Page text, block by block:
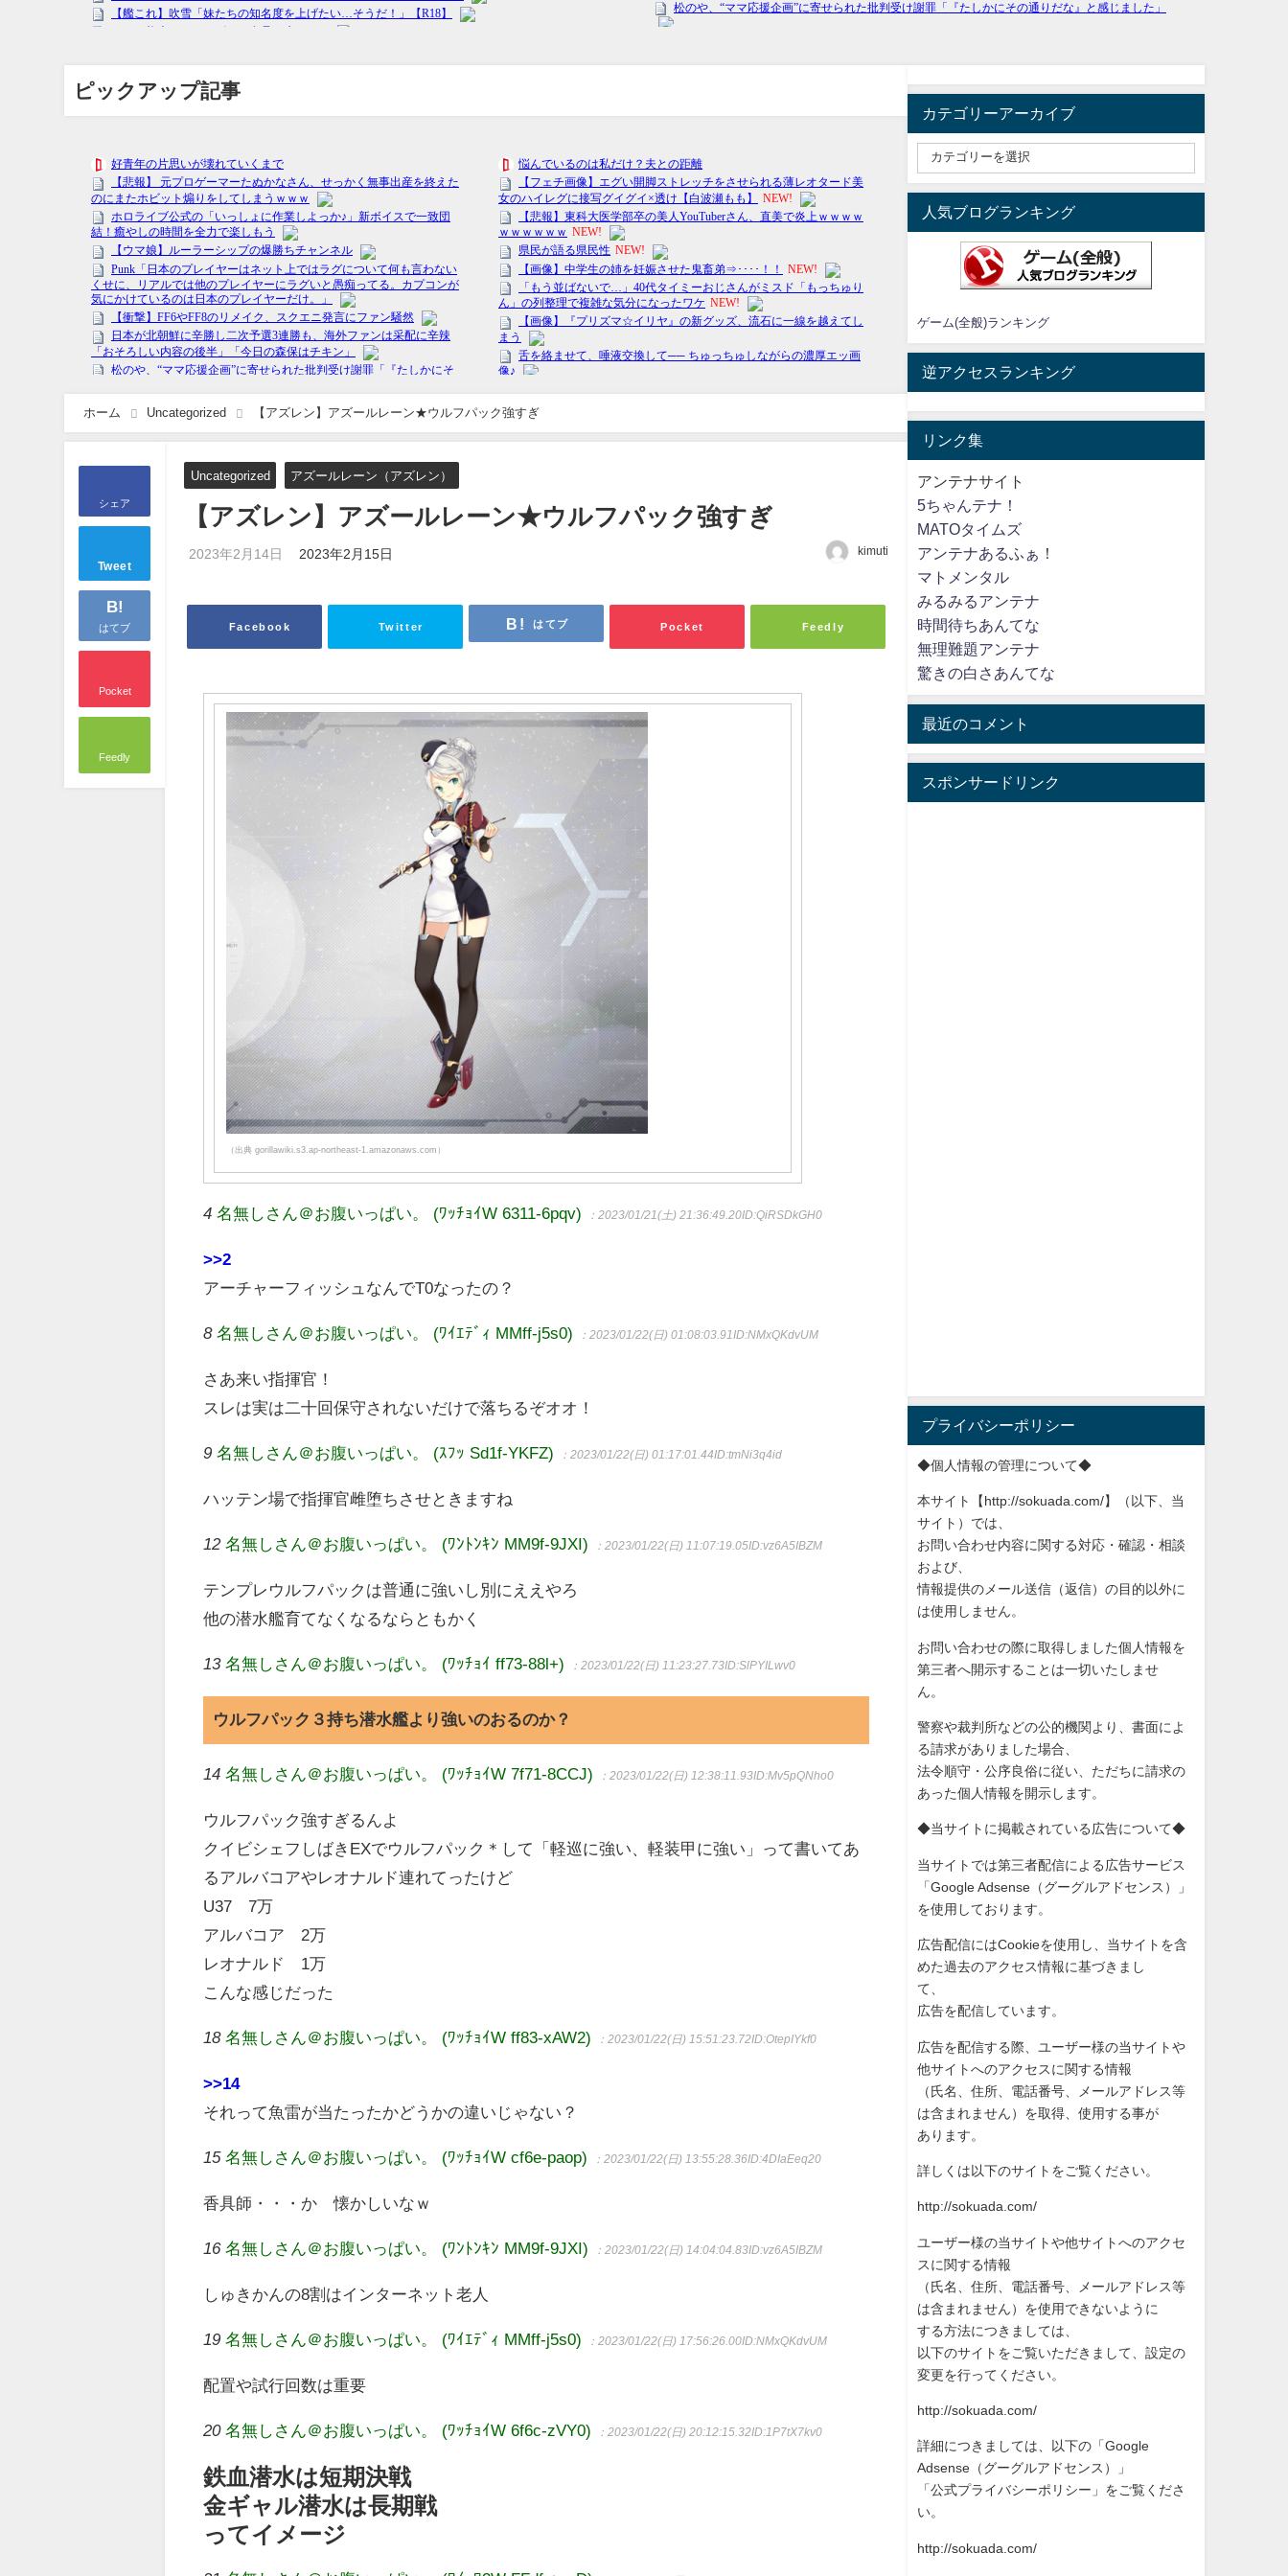
ピックアップ記事
ホーム Uncategorized 【アズレン】アズールレーン★ウルフパック強すぎ
シェア
Tweet
B!
はてブ
Pocket
Feedly
Uncategorized アズールレーン（アズレン）
【アズレン】アズールレーン★ウルフパック強すぎ
2023年2月14日 2023年2月15日 kimuti
Facebook Twitter はてブ Pocket Feedly
（出典 gorillawiki.s3.ap-northeast-1.amazonaws.com）
4 名無しさん＠お腹いっぱい。 (ﾜｯﾁｮｲW 6311-6pqv) ：2023/01/21(土) 21:36:49.20ID:QiRSDkGH0
>>2
アーチャーフィッシュなんでT0なったの？
8 名無しさん＠お腹いっぱい。 (ﾜｲｴﾃﾞｨ MMff-j5s0) ：2023/01/22(日) 01:08:03.91ID:NMxQKdvUM
さあ来い指揮官！
スレは実は二十回保守されないだけで落ちるぞオオ！
9 名無しさん＠お腹いっぱい。 (ｽﾌｯ Sd1f-YKFZ) ：2023/01/22(日) 01:17:01.44ID:tmNi3q4id
ハッテン場で指揮官雌堕ちさせときますね
12 名無しさん＠お腹いっぱい。 (ﾜﾝﾄﾝｷﾝ MM9f-9JXI) ：2023/01/22(日) 11:07:19.05ID:vz6A5IBZM
テンプレウルフパックは普通に強いし別にええやろ
他の潜水艦育てなくなるならともかく
13 名無しさん＠お腹いっぱい。 (ﾜｯﾁｮｲ ff73-88l+) ：2023/01/22(日) 11:23:27.73ID:SlPYILwv0
ウルフパック３持ち潜水艦より強いのおるのか？
14 名無しさん＠お腹いっぱい。 (ﾜｯﾁｮｲW 7f71-8CCJ) ：2023/01/22(日) 12:38:11.93ID:Mv5pQNho0
ウルフパック強すぎるんよ
クイビシェフしばきEXでウルフパック＊して「軽巡に強い、軽装甲に強い」って書いてあ
るアルバコアやレオナルド連れてったけど
U37 7万
アルバコア 2万
レオナルド 1万
こんな感じだった
18 名無しさん＠お腹いっぱい。 (ﾜｯﾁｮｲW ff83-xAW2) ：2023/01/22(日) 15:51:23.72ID:OtepIYkf0
>>14
それって魚雷が当たったかどうかの違いじゃない？
15 名無しさん＠お腹いっぱい。 (ﾜｯﾁｮｲW cf6e-paop) ：2023/01/22(日) 13:55:28.36ID:4DIaEeq20
香具師・・・か 懐かしいなｗ
16 名無しさん＠お腹いっぱい。 (ﾜﾝﾄﾝｷﾝ MM9f-9JXI) ：2023/01/22(日) 14:04:04.83ID:vz6A5IBZM
しゅきかんの8割はインターネット老人
19 名無しさん＠お腹いっぱい。 (ﾜｲｴﾃﾞｨ MMff-j5s0) ：2023/01/22(日) 17:56:26.00ID:NMxQKdvUM
配置や試行回数は重要
20 名無しさん＠お腹いっぱい。 (ﾜｯﾁｮｲW 6f6c-zVY0) ：2023/01/22(日) 20:12:15.32ID:1P7tX7kv0
鉄血潜水は短期決戦
金ギャル潜水は長期戦
ってイメージ
カテゴリーアーカイブ
人気ブログランキング
ゲーム(全般)ランキング
逆アクセスランキング
リンク集
アンテナサイト
5ちゃんテナ！
MATOタイムズ
アンテナあるふぁ！
マトメンタル
みるみるアンテナ
時間待ちあんてな
無理難題アンテナ
驚きの白さあんてな
最近のコメント
スポンサードリンク
プライバシーポリシー
◆個人情報の管理について◆
本サイト【http://sokuada.com/】（以下、当
サイト）では、
お問い合わせ内容に関する対応・確認・相談
および、
情報提供のメール送信（返信）の目的以外に
は使用しません。
お問い合わせの際に取得しました個人情報を
第三者へ開示すること は一切いたしませ
ん。
警察や裁判所などの公的機関より、書面によ
る請求がありました場合、
法令順守・公序良俗に従い、ただちに請求の
あった個人情報を開示します。
◆当サイトに掲載されている広告について◆
当サイトでは第三者配信による広告サービス
「Google Adsense（グーグルアドセンス）」
を使用しております。
広告配信にはCookieを使用し、当サイトを含
めた過去のアクセス情報に基づきまし
て、
広告を配信しています。
広告を配信する際、ユーザー様の当サイトや
他サイトへのアクセスに関する情報
（氏名、住所、電話番号、メールアドレス等
は含まれません）を取得、使用する事が
あります。
詳しくは以下のサイトをご覧ください。
http://sokuada.com/
ユーザー様の当サイトや他サイトへのアクセ
スに関する情報
（氏名、住所、電話番号、メールアドレス等
は含まれません）を使用できないように
する方法につきましては、
以下のサイトをご覧いただきまして、設定の
変更を行ってください。
http://sokuada.com/
詳細につきましては、以下の「Google
Adsense（グーグルアドセンス）」
「公式プライバシーポリシー」をご覧くださ
い。
http://sokuada.com/